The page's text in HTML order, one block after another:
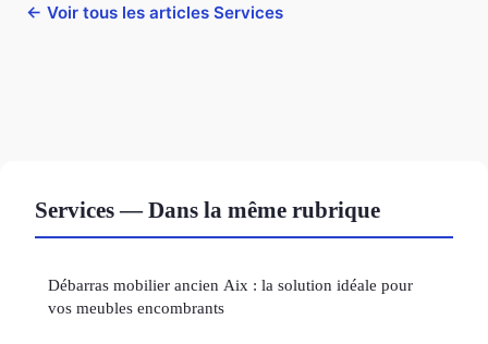
← Voir tous les articles Services
Services — Dans la même rubrique
Débarras mobilier ancien Aix : la solution idéale pour
vos meubles encombrants